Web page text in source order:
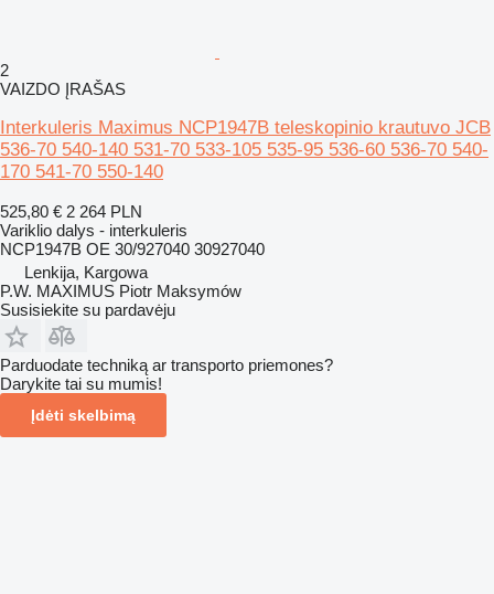
2
VAIZDO ĮRAŠAS
Interkuleris Maximus NCP1947B teleskopinio krautuvo JCB
536-70 540-140 531-70 533-105 535-95 536-60 536-70 540-
170 541-70 550-140
525,80 € 2 264 PLN
Variklio dalys - interkuleris
NCP1947B OE 30/927040 30927040
Lenkija, Kargowa
P.W. MAXIMUS Piotr Maksymów
Susisiekite su pardavėju
Parduodate techniką ar transporto priemones?
Darykite tai su mumis!
Įdėti skelbimą